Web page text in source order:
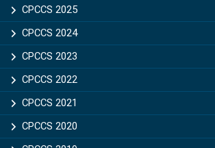
CPCCS 2025
CPCCS 2024
CPCCS 2023
CPCCS 2022
CPCCS 2021
CPCCS 2020